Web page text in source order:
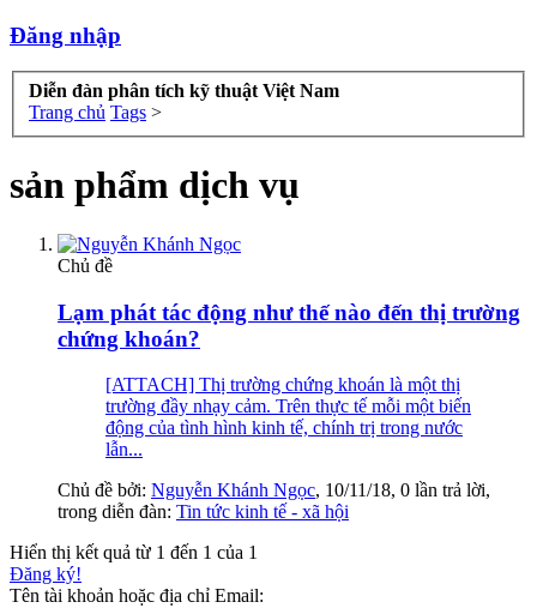
Đăng nhập
Diễn đàn phân tích kỹ thuật Việt Nam
Trang chủ Tags >
sản phẩm dịch vụ
Chủ đề
Lạm phát tác động như thế nào đến thị trường
chứng khoán?
[ATTACH] Thị trường chứng khoán là một thị
trường đầy nhạy cảm. Trên thực tế mỗi một biến
động của tình hình kinh tế, chính trị trong nước
lẫn...
Chủ đề bởi: Nguyễn Khánh Ngọc, 10/11/18, 0 lần trả lời,
trong diễn đàn: Tin tức kinh tế - xã hội
Hiển thị kết quả từ 1 đến 1 của 1
Đăng ký!
Tên tài khoản hoặc địa chỉ Email: